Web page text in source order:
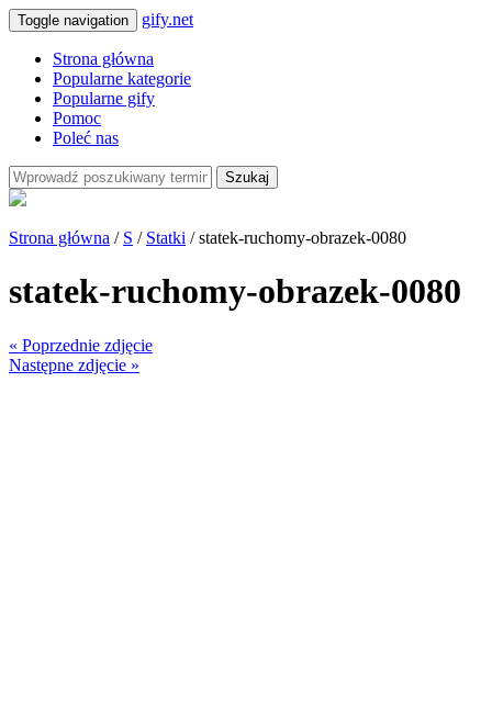
Toggle navigation gify.net
Strona główna
Popularne kategorie
Popularne gify
Pomoc
Poleć nas
Szukaj
Strona główna / S / Statki / statek-ruchomy-obrazek-0080
statek-ruchomy-obrazek-0080
« Poprzednie zdjęcie
Następne zdjęcie »